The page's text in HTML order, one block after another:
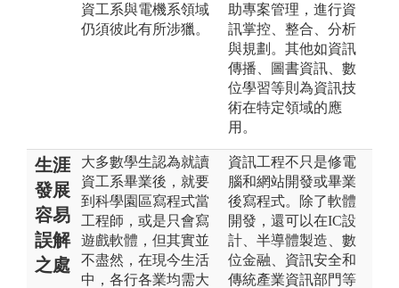
資工系與電機系領域
仍須彼此有所涉獵。
助專案管理，進行資
訊掌控、整合、分析
與規劃。其他如資訊
傳播、圖書資訊、數
位學習等則為資訊技
術在特定領域的應
用。
生涯
發展
容易
誤解
之處
大多數學生認為就讀
資工系畢業後，就要
到科學園區寫程式當
工程師，或是只會寫
遊戲軟體，但其實並
不盡然，在現今生活
中，各行各業均需大
資訊工程不只是修電
腦和網站開發或畢業
後寫程式。除了軟體
開發，還可以在IC設
計、半導體製造、數
位金融、資訊安全和
傳統產業資訊部門等